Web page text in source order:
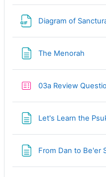
The Menorah
From Dan to Be'er